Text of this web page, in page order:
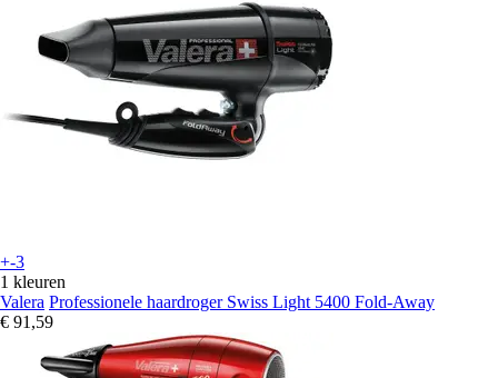
+-3
1 kleuren
Valera Professionele haardroger Swiss Light 5400 Fold-Away
€ 91,59